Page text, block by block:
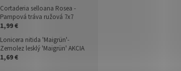
Cortaderia selloana Rosea -
Pampová tráva ružová 7x7
1,99 €
Lonicera nitida 'Maigrün'-
Zemolez lesklý 'Maigrün' AKCIA
1,69 €